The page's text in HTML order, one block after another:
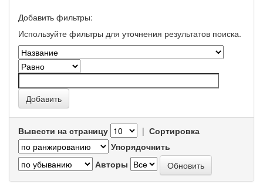
Добавить фильтры:
Используйте фильтры для уточнения результатов поиска.
Вывести на страницу | Сортировка
Упорядочнить
Авторы